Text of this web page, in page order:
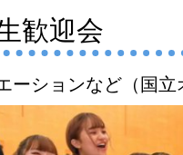
歓迎会
ーションなど（国